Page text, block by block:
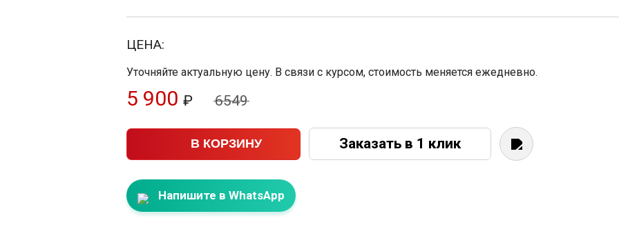
ЦЕНА:
Уточняйте актуальную цену. В связи с курсом, стоимость меняется ежедневно.
5 900 ₽ 6549
В КОРЗИНУ Заказать в 1 клик
Напишите в WhatsApp